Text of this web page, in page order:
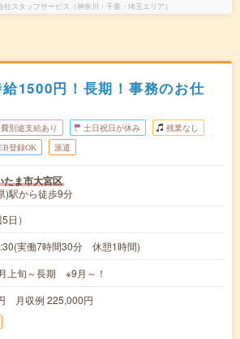
社スタッフサービス（神奈川・千葉・埼玉エリア）
給1500円！長期！事務のお仕
別途支給あり 土日祝日が休み 残業なし
登録OK 派遣
たま市大宮区
)駅から徒歩9分
日）
実働7時間30分 休憩1時間)
上旬～長期 ※9月～！
月収例 225,000円